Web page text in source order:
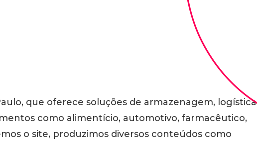
que oferece soluções de armazenagem, logística
como alimentício, automotivo, farmacêutico,
o site, produzimos diversos conteúdos como